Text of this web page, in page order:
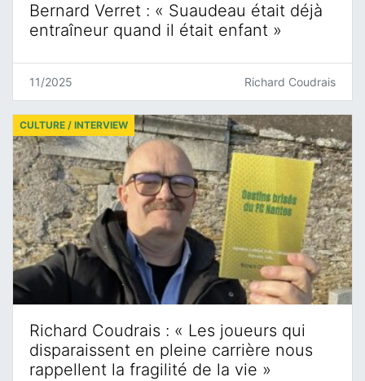
Bernard Verret : « Suaudeau était déjà
entraîneur quand il était enfant »
11/2025 Richard Coudrais
Richard Coudrais : « Les joueurs qui
disparaissent en pleine carrière nous
rappellent la fragilité de la vie »
CULTURE / INTERVIEW